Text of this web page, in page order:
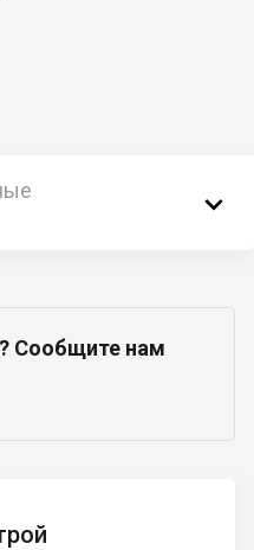

Сообщите нам